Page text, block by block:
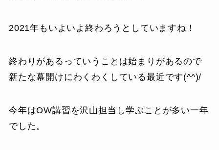
2021年もいよいよ終わろうとしていますね！
終わりがあるっていうことは始まりがあるので
新たな幕開けにわくわくしている最近です(^^)/
今年はOW講習を沢山担当し学ぶことが多い一年
でした。